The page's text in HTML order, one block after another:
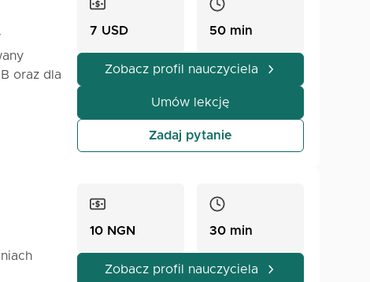
oraz dla
są
i
którym
7 USD 50 min
Zobacz profil nauczyciela
Umów lekcję
Zadaj pytanie
10 NGN 30 min
Zobacz profil nauczyciela